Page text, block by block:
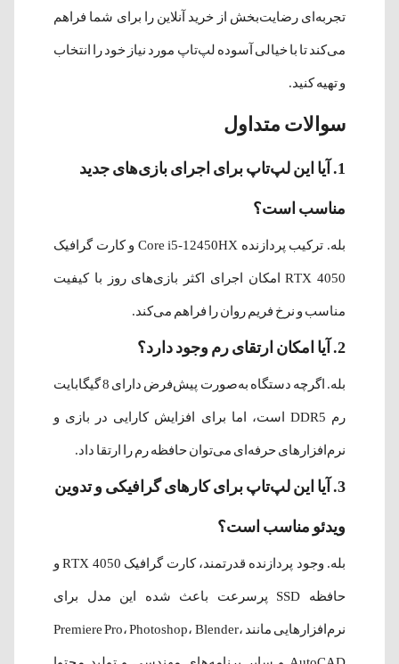
تجربه‌ای رضایت‌بخش از خرید آنلاین را برای شما فراهم
می‌کند تا با خیالی آسوده لپ‌تاپ مورد نیاز خود را انتخاب
و تهیه کنید.
سوالات متداول
1. آیا این لپ‌تاپ برای اجرای بازی‌های جدید
مناسب است؟
بله. ترکیب پردازنده Core i5-12450HX و کارت گرافیک
RTX 4050 امکان اجرای اکثر بازی‌های روز با کیفیت
مناسب و نرخ فریم روان را فراهم می‌کند.
2. آیا امکان ارتقای رم وجود دارد؟
بله. اگرچه دستگاه به‌صورت پیش‌فرض دارای 8 گیگابایت
رم DDR5 است، اما برای افزایش کارایی در بازی و
نرم‌افزارهای حرفه‌ای می‌توان حافظه رم را ارتقا داد.
3. آیا این لپ‌تاپ برای کارهای گرافیکی و تدوین
ویدئو مناسب است؟
بله. وجود پردازنده قدرتمند، کارت گرافیک RTX 4050 و
حافظه SSD پرسرعت باعث شده این مدل برای
نرم‌افزارهایی مانند Premiere Pro، Photoshop، Blender،